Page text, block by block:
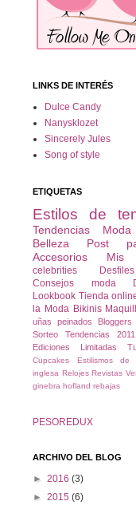
LINKS DE INTERÉS
Dulce Candy
Nanysklozet
Sincerely Jules
Song of style
ETIQUETAS
Estilos de
Tendencias Moda
Belleza
Post
Accesorios
Mis
celebrities Desfiles
Consejos moda
Lookbook Tienda
la Moda Bikinis
uñas
peinados Bloggers
Sorteo
Tendencias 2011
Ediciones Limitadas
Cupcakes
Estilismos
inglesa Relojes Revistas
ginebra hofland rebajas
PESOREDUX
ARCHIVO DEL BLOG
► 2016 (3)
► 2015 (6)